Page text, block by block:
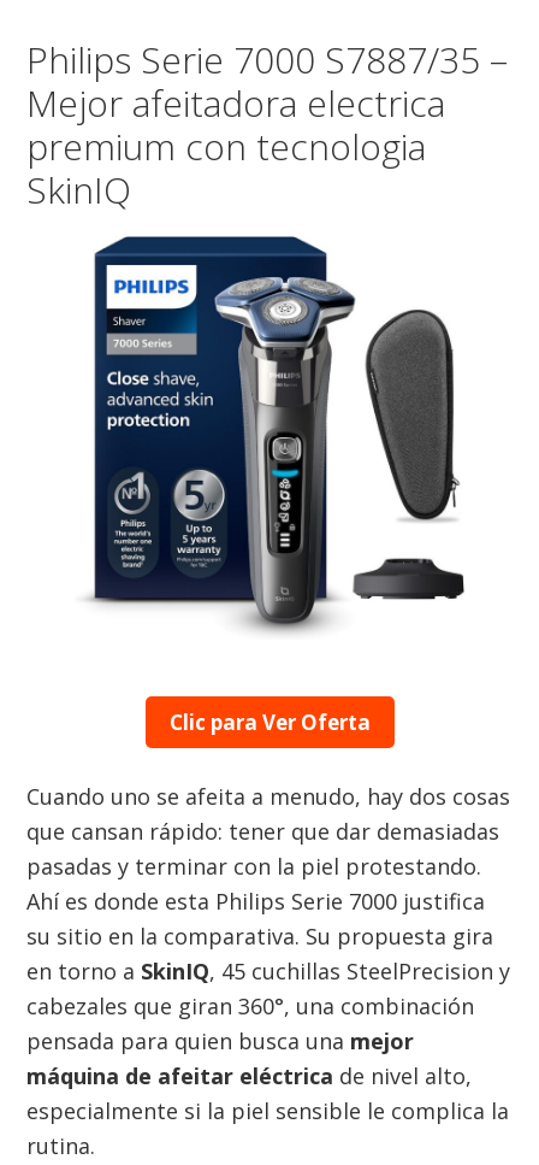
Philips Serie 7000 S7887/35 –
Mejor afeitadora electrica
premium con tecnologia
SkinIQ
Clic para Ver Oferta
Cuando uno se afeita a menudo, hay dos cosas
que cansan rápido: tener que dar demasiadas
pasadas y terminar con la piel protestando.
Ahí es donde esta Philips Serie 7000 justifica
su sitio en la comparativa. Su propuesta gira
en torno a SkinIQ, 45 cuchillas SteelPrecision y
cabezales que giran 360°, una combinación
pensada para quien busca una mejor
máquina de afeitar eléctrica de nivel alto,
especialmente si la piel sensible le complica la
rutina.